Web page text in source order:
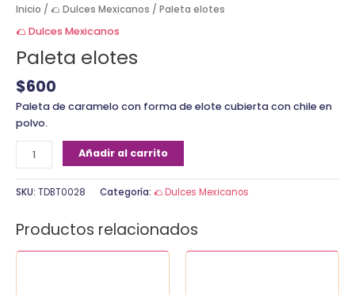
Inicio / 🌮 Dulces Mexicanos / Paleta elotes
🌮 Dulces Mexicanos
Paleta elotes
$600
Paleta de caramelo con forma de elote cubierta con chile en
polvo.
Añadir al carrito
SKU: TDBT0028 Categoría: 🌮 Dulces Mexicanos
Productos relacionados